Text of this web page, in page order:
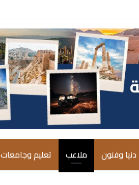
دنيا وفنون ملاعب تعليم وجامعات